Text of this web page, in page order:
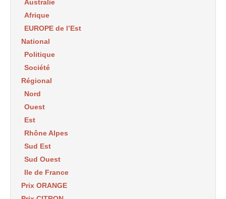
Australie
Afrique
EUROPE de l’Est
National
Politique
Société
Régional
Nord
Ouest
Est
Rhône Alpes
Sud Est
Sud Ouest
Ile de France
Prix ORANGE